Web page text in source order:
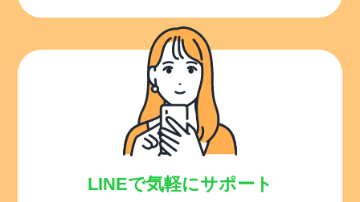
LINEで気軽にサポート